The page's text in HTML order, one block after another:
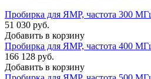
Пробирка для ЯМР, частота 300
51 030 руб.
Добавить в корзину
Пробирка для ЯМР, частота 400
166 128 руб.
Добавить в корзину